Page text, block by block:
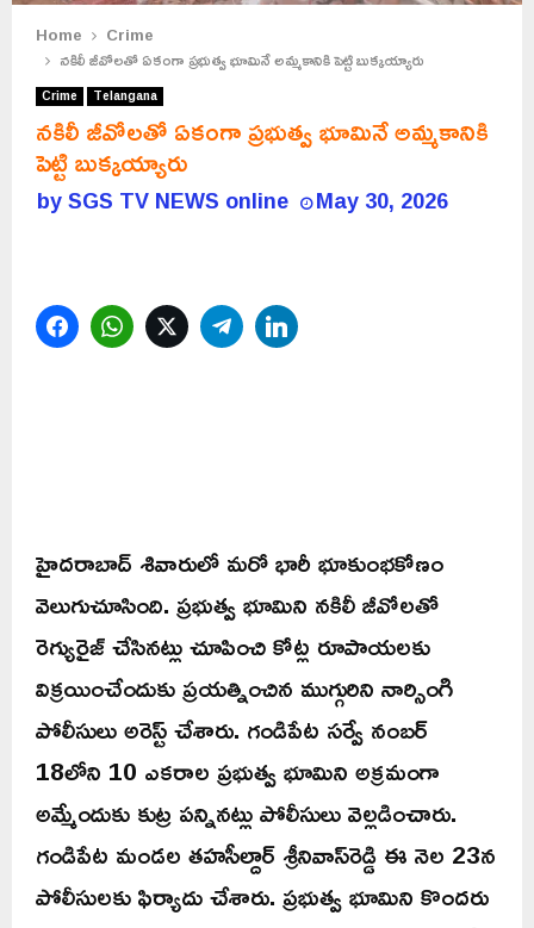
Home
Crime
నకిలీ జీవోలతో ఏకంగా ప్రభుత్వ భూమినే అమ్మకానికి పెట్టి బుక్కయ్యారు
Crime Telangana
నకిలీ జీవోలతో ఏకంగా ప్రభుత్వ భూమినే అమ్మకానికి
పెట్టి బుక్కయ్యారు
bySGS TV NEWS online May 30, 2026
FacebookWhatsAppTwitterTelegram
హైదరాబాద్‌ శివారులో మరో భారీ భూకుంభకోణం
వెలుగుచూసింది. ప్రభుత్వ భూమిని నకిలీ జీవోలతో
రెగ్యురైజ్ చేసినట్లు చూపించి కోట్ల రూపాయలకు
విక్రయించేందుకు ప్రయత్నించిన ముగ్గురిని నార్సింగి
పోలీసులు అరెస్ట్‌ చేశారు. గండిపేట సర్వే నంబర్‌
18లోని 10 ఎకరాల ప్రభుత్వ భూమిని అక్రమంగా
అమ్మేందుకు కుట్ర పన్నినట్లు పోలీసులు వెల్లడించారు.
గండిపేట మండల తహసీల్దార్‌ శ్రీనివాస్‌రెడ్డి ఈ నెల 23న
పోలీసులకు ఫిర్యాదు చేశారు. ప్రభుత్వ భూమిని కొందరు